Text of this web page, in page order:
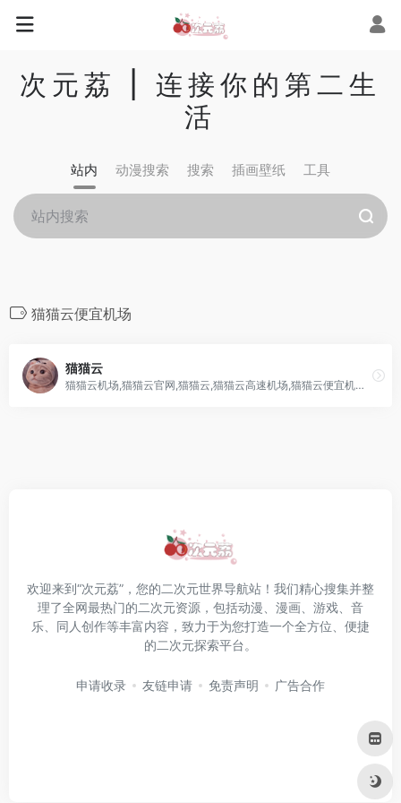
次元荔 | 连接你的第二生
活
站内 动漫搜索 搜索 插画壁纸 工具
猫猫云便宜机场
猫猫云
猫猫云机场,猫猫云官网,猫猫云,猫猫云高速机场,猫猫云便宜机场,猫猫云机场优惠券
欢迎来到“次元荔”，您的二次元世界导航站！我们精心搜集并整
理了全网最热门的二次元资源，包括动漫、漫画、游戏、音
乐、同人创作等丰富内容，致力于为您打造一个全方位、便捷
的二次元探索平台。
申请收录 友链申请 免责声明 广告合作